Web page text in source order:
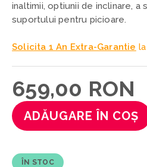
inaltimii, optiunii de inclinare, a
suportului pentru picioare.
Solicita 1 An Extra-Garantie
659,00 RON
ADĂUGARE ÎN COȘ
ÎN STOC